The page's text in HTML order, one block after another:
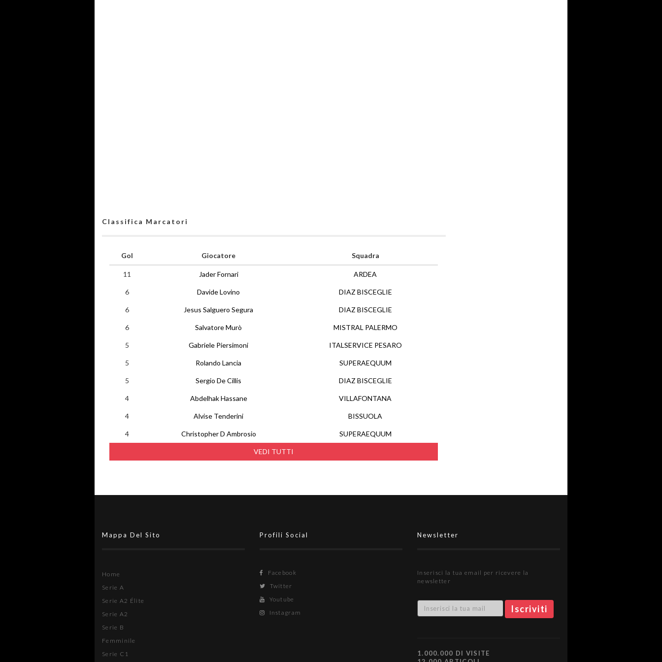
Classifica Marcatori
Gol Giocatore Squadra
VEDI TUTTI
11 Jader Fornari ARDEA
6 Davide Lovino DIAZ BISCEGLIE
6 Jesus Salguero Segura DIAZ BISCEGLIE
6 Salvatore Murò MISTRAL PALERMO
5 Gabriele Piersimoni ITALSERVICE PESARO
5 Rolando Lancia SUPERAEQUUM
5 Sergio De Cillis DIAZ BISCEGLIE
4 Abdelhak Hassane VILLAFONTANA
4 Alvise Tenderini BISSUOLA
4 Christopher D Ambrosio SUPERAEQUUM
Mappa Del Sito
Home
Serie A
Serie A2 Élite
Serie A2
Serie B
Femminile
Serie C1
Profili Social
Facebook
Twitter
Youtube
Instagram
Newsletter
Inserisci la tua email per ricevere la
newsletter
1.000.000 DI VISITE